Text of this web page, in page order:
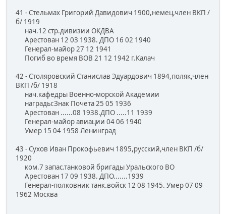
41 - Стельмах Григорий Давидович 1900,немец,член ВКП /
б/ 1919
нач.12 стр.дивизии ОКДВА
Арестован 12 03 1938. ДПО 16 02 1940
Генерал-майор 27 12 1941
Погиб во время ВОВ 21 12 1942 г.Калач
42 - Столяровский Станислав Эдуардович 1894,поляк,член
ВКП /б/ 1918
нач.кафедры Военно-морской Академии
награды:Знак Почета 25 05 1936
Арестован ......08 1938.ДПО .....11 1939
Генерал-майор авиации 04 06 1940
Умер 15 04 1958 Ленинград
43 - Сухов Иван Прокофьевич 1895,русский,член ВКП /б/
1920
ком.7 запас.танковой бригады Уральского ВО
Арестован 17 09 1938. ДПО.......1939
Генерал-полковник танк.войск 12 08 1945. Умер 07 09
1962 Москва